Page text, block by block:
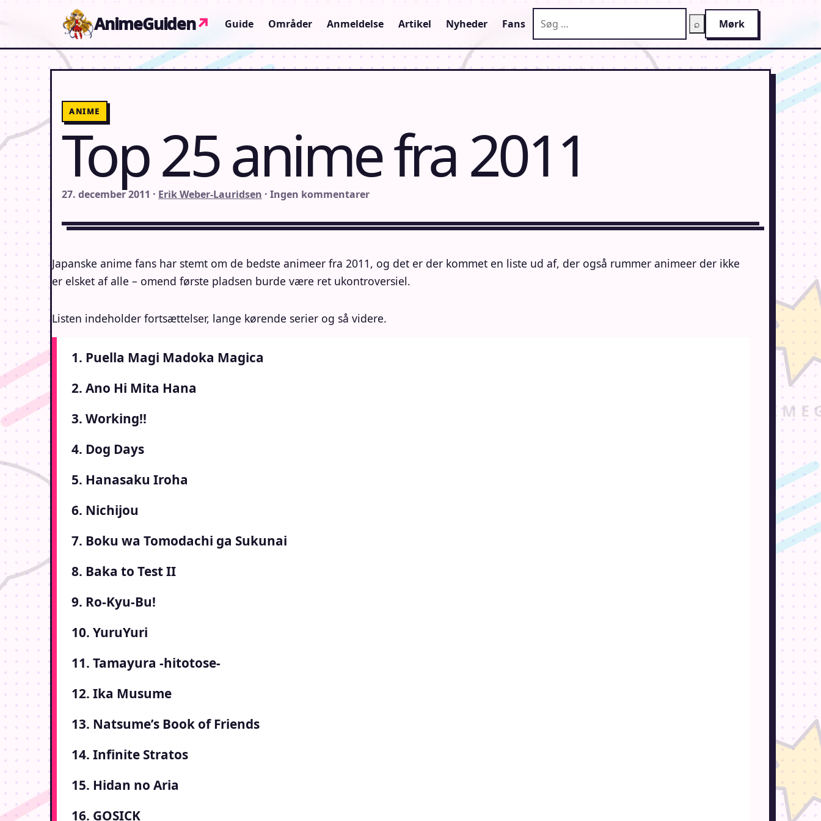
AnimeGuiden↗ Guide Områder Anmeldelse Artikel Nyheder Fans ⌕ Mørk
ANIME
Top 25 anime fra 2011
27. december 2011 · Erik Weber-Lauridsen · Ingen kommentarer
Japanske anime fans har stemt om de bedste animeer fra 2011, og det er der kommet en liste ud af, der også rummer animeer der ikke
er elsket af alle – omend første pladsen burde være ret ukontroversiel.
Listen indeholder fortsættelser, lange kørende serier og så videre.
1. Puella Magi Madoka Magica
2. Ano Hi Mita Hana
3. Working!!
4. Dog Days
5. Hanasaku Iroha
6. Nichijou
7. Boku wa Tomodachi ga Sukunai
8. Baka to Test II
9. Ro-Kyu-Bu!
10. YuruYuri
11. Tamayura -hitotose-
12. Ika Musume
13. Natsume’s Book of Friends
14. Infinite Stratos
15. Hidan no Aria
16. GOSICK